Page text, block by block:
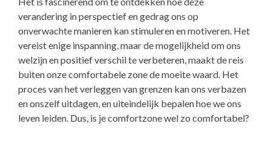
verandering in perspectief en gedrag ons op
onverwachte manieren kan stimuleren en motiveren. Het
vereist enige inspanning, maar de mogelijkheid om ons
welzijn en positief verschil te verbeteren, maakt de reis
buiten onze comfortabele zone de moeite waard. Het
proces van het verleggen van grenzen kan ons verbazen
en onszelf uitdagen, en uiteindelijk bepalen hoe we ons
leven leiden. Dus, is je comfortzone wel zo comfortabel?